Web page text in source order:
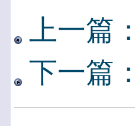
上一篇
下一篇